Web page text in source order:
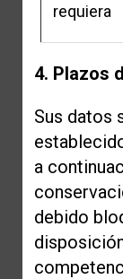
requiera
4. Plazos
Sus datos
a
debido